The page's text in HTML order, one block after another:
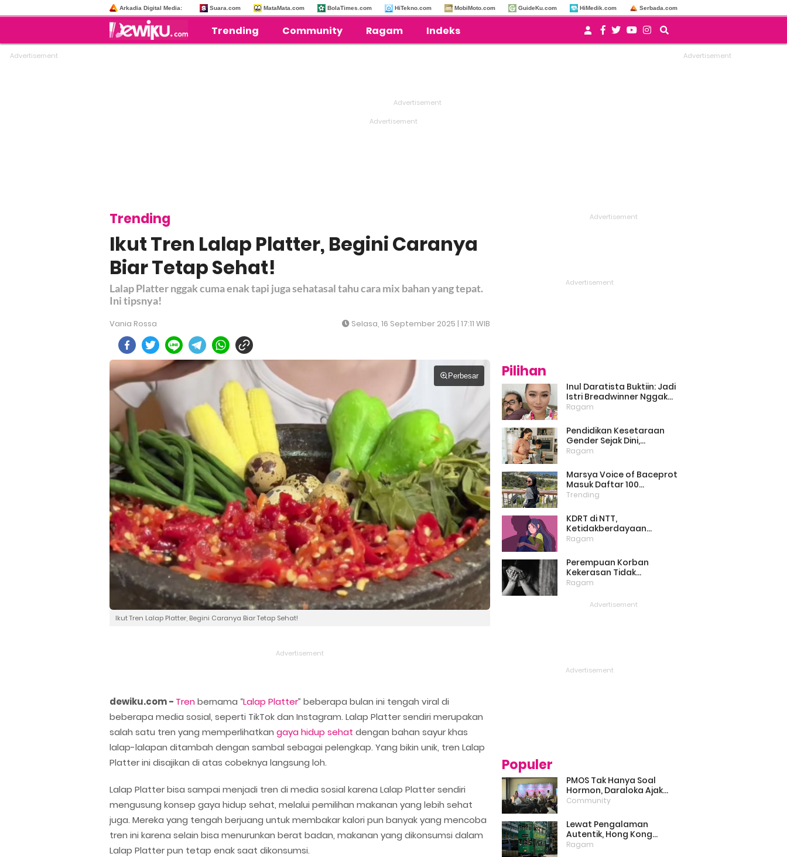
Arkadia Digital Media: Suara.com MataMata.com BolaTimes.com HiTekno.com MobiMoto.com GuideKu.com HiMedik.com Serbada.com
Trending Community Ragam Indeks
Trending
Ikut Tren Lalap Platter, Begini Caranya
Biar Tetap Sehat!
Lalap Platter nggak cuma enak tapi juga sehatasal tahu cara mix bahan yang tepat.
Ini tipsnya!
Vania Rossa Selasa, 16 September 2025 | 17:11 WIB
Perbesar
Ikut Tren Lalap Platter, Begini Caranya Biar Tetap Sehat!
dewiku.com - Tren bernama “Lalap Platter” beberapa bulan ini tengah viral di
beberapa media sosial, seperti TikTok dan Instagram. Lalap Platter sendiri merupakan
salah satu tren yang memperlihatkan gaya hidup sehat dengan bahan sayur khas
lalap-lalapan ditambah dengan sambal sebagai pelengkap. Yang bikin unik, tren Lalap
Platter ini disajikan di atas cobeknya langsung loh.
Lalap Platter bisa sampai menjadi tren di media sosial karena Lalap Platter sendiri
mengusung konsep gaya hidup sehat, melalui pemilihan makanan yang lebih sehat
juga. Mereka yang tengah berjuang untuk membakar kalori pun banyak yang mencoba
tren ini karena selain bisa menurunkan berat badan, makanan yang dikonsumsi dalam
Lalap Platter pun tetap enak saat dikonsumsi.
Pilihan
Inul Daratista Buktiin: Jadi
Istri Breadwinner Nggak
Bikin Suami Minder, Asal
Dukung
Ragam
Pendidikan Kesetaraan
Gender Sejak Dini,
Psikolog: Anak Laki-Laki
Ragam
Marsya Voice of Baceprot
Masuk Daftar 100
Perempuan Inspiratif dan
Versi BBC
Trending
KDRT di NTT,
Ketidakberdayaan
Perempuan Masih Menjadi
Ragam
Perempuan Korban
Kekerasan Tidak
Bercerita, Victim Blaming
Ragam
Populer
PMOS Tak Hanya Soal
Hormon, Daraloka Ajak
Publik Pahami Luka
Stigma
Community
Lewat Pengalaman
Autentik, Hong Kong
Punya Cara Baru Menarik
Ragam